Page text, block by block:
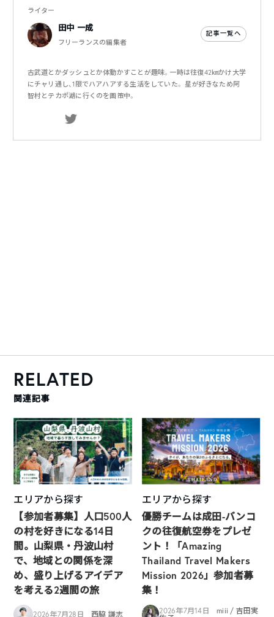
ライター
田中 一成
フリーランスの編集者
記事一覧へ
古武道とかダッシュとか体動かすことが趣味。一時は往復42㎞かけ大学
にチャリ通し、1限でハアハアする生活をしていた。 星が好きなため阿
智村とテカポ湖に行くのを画策中。
RELATED
関連記事
エリアから探す
【参加者募集】人口500人
の村を好きになる14日
間。山梨県・丹波山村
で、地域との関係を深
め、盛り上げるアイデア
を考える2週間の旅
2026年7月28日 西脇 謙志
エリアから探す
優勝チームは成田-バンコ
クの往復航空券をプレゼ
ント！「Amazing
Thailand Travel Makers
Mission 2026」参加者募
集！
2026年7月14日
miii / 吉田実